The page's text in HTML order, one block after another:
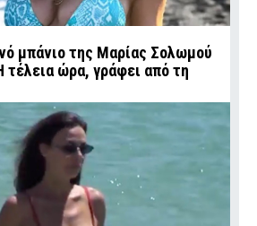
μπάνιο της Μαρίας Σολωμού
τέλεια ώρα, γράφει από τη